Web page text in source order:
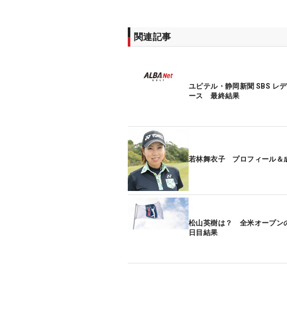
関連記事
ユピテル・静岡新聞 SBS レデ
ース 最終結果
若林舞衣子 プロフィール＆
松山英樹は？ 全米オープン
日目結果